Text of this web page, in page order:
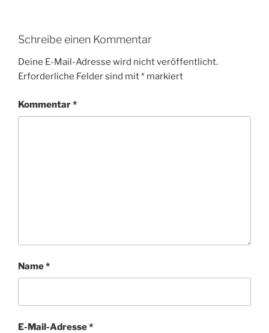
Schreibe einen Kommentar
Deine E-Mail-Adresse wird nicht veröffentlicht.
Erforderliche Felder sind mit* markiert
Kommentar*
Name*
E-Mail-Adresse*